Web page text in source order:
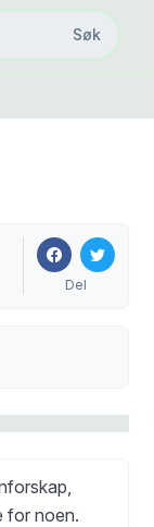
Søk
Søk
Del
for noen.